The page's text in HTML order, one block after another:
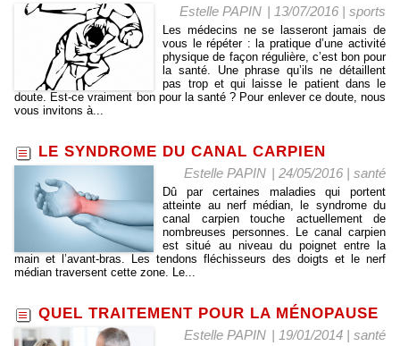
Estelle PAPIN | 13/07/2016 | sports
Les médecins ne se lasseront jamais de
vous le répéter : la pratique d’une activité
physique de façon régulière, c’est bon pour
la santé. Une phrase qu’ils ne détaillent
pas trop et qui laisse le patient dans le
doute. Est-ce vraiment bon pour la santé ? Pour enlever ce doute, nous
vous invitons à...
LE SYNDROME DU CANAL CARPIEN
Estelle PAPIN | 24/05/2016 | santé
Dû par certaines maladies qui portent
atteinte au nerf médian, le syndrome du
canal carpien touche actuellement de
nombreuses personnes. Le canal carpien
est situé au niveau du poignet entre la
main et l’avant-bras. Les tendons fléchisseurs des doigts et le nerf
médian traversent cette zone. Le...
QUEL TRAITEMENT POUR LA MÉNOPAUSE
Estelle PAPIN | 19/01/2014 | santé